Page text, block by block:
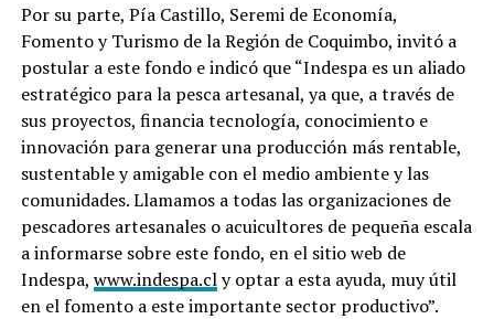
Por su parte, Pía Castillo, Seremi de Economía,
Fomento y Turismo de la Región de Coquimbo, invitó a
postular a este fondo e indicó que “Indespa es un aliado
estratégico para la pesca artesanal, ya que, a través de
sus proyectos, financia tecnología, conocimiento e
innovación para generar una producción más rentable,
sustentable y amigable con el medio ambiente y las
comunidades. Llamamos a todas las organizaciones de
pescadores artesanales o acuicultores de pequeña escala
a informarse sobre este fondo, en el sitio web de
Indespa, www.indespa.cly optar a esta ayuda, muy útil
en el fomento a este importante sector productivo”.